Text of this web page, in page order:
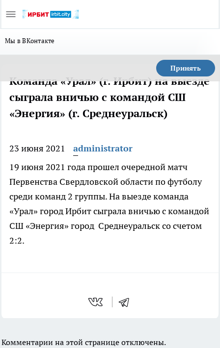
Мы в ВКонтакте
Принять
Команда «Урал» (г. Ирбит) на выезде
сыграла вничью с командой СШ
«Энергия» (г. Среднеуральск)
23 июня 2021
administrator
19 июня 2021 года прошел очередной матч
Первенства Свердловской области по футболу
среди команд 2 группы. На выезде команда
«Урал» город Ирбит сыграла вничью с командой
СШ «Энергия» город Среднеуральск со счетом
2:2.
Комментарии на этой странице отключены.